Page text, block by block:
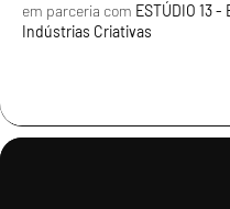
em parceria com ESTÚDIO 13
Indústrias Criativas